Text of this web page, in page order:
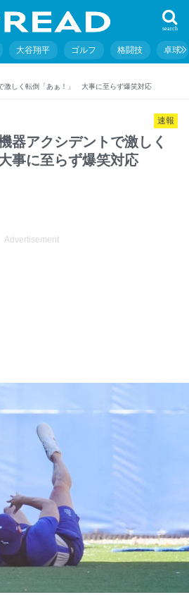
search
大谷翔平 ゴルフ 格闘技 卓球
激しく転倒「あぁ！」 大事に至らず爆笑対応
速報
器アクシデントで激しく
事に至らず爆笑対応
Advertisement